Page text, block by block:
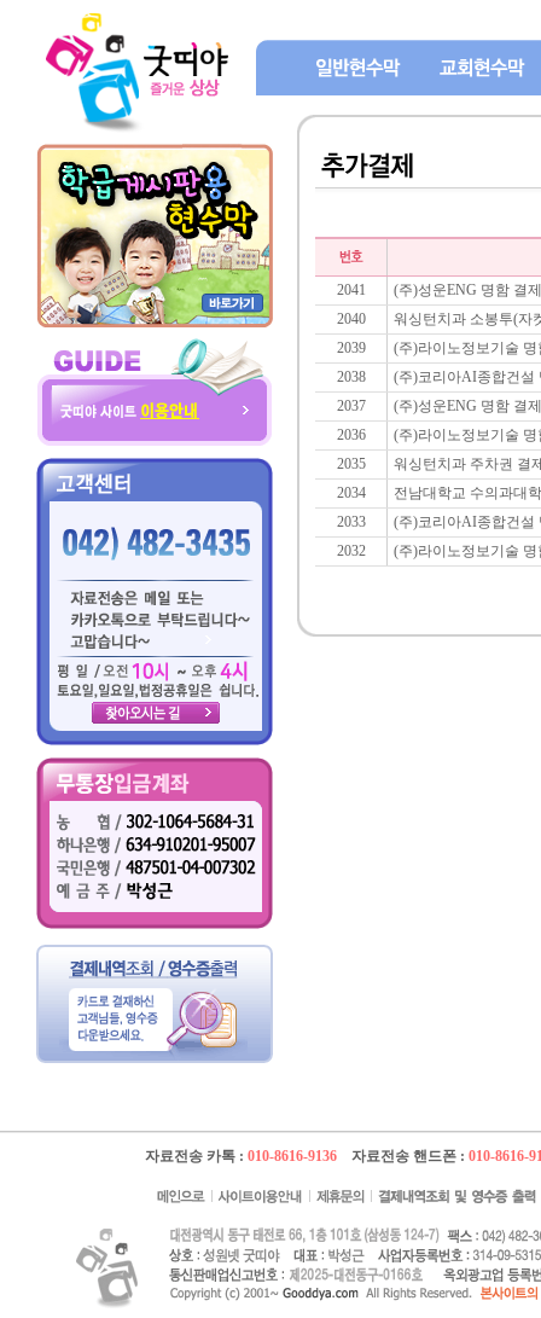
2041
(주)성운ENG 명함 결
2040
워싱턴치과 소봉투(자
2039
(주)라이노정보기술
2038
(주)코리아AI종합건설
2037
(주)성운ENG 명함 결
2036
(주)라이노정보기술
2035
워싱턴치과 주차권 결
2034
전남대학교 수의과대
2033
(주)코리아AI종합건설
2032
(주)라이노정보기술
자료전송 카톡 : 010-8616-9136 자료전송 핸드폰 : 010-8616-